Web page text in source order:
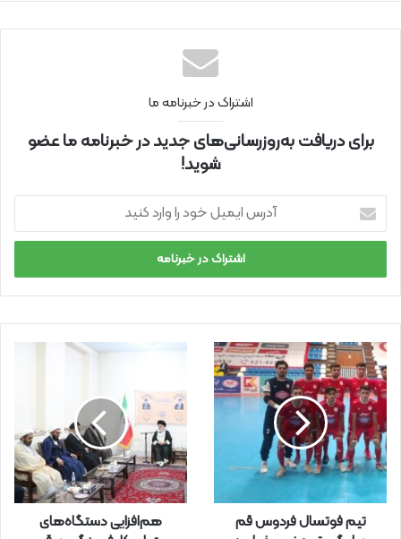
نتی
اشتراک در خبرنامه ما
برای دریافت به‌روزرسانی‌های جدید در خبرنامه ما عضو
شوید!
ر
ا
ی
ل
خ
و
د
ر
ا
و
ر
تیم فوتسال فردوس قم
هم‌افزایی دستگاه‌های